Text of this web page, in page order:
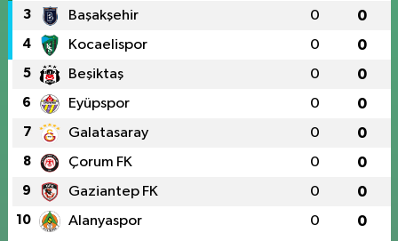
3 Başakşehir 0 0
4 Kocaelispor 0 0
5 Beşiktaş 0 0
6 Eyüpspor 0 0
7 Galatasaray 0 0
8 Çorum FK 0 0
9 Gaziantep FK 0 0
10 Alanyaspor 0 0